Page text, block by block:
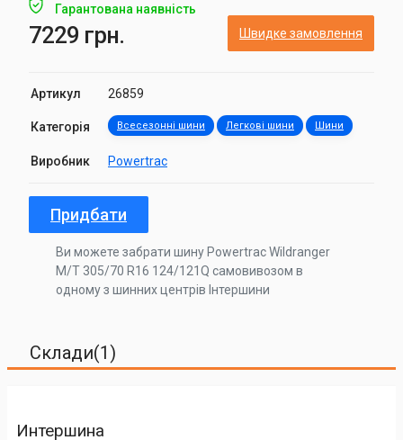
Гарантована наявність
7229 грн. Швидке замовлення
Артикул 26859
Категорія Всесезонні шини Легкові шини Шини
Виробник Powertrac
Придбати
Ви можете забрати шину Powertrac Wildranger
M/T 305/70 R16 124/121Q самовивозом в
одному з шинних центрів Інтершини
Склади(1)
Интершина